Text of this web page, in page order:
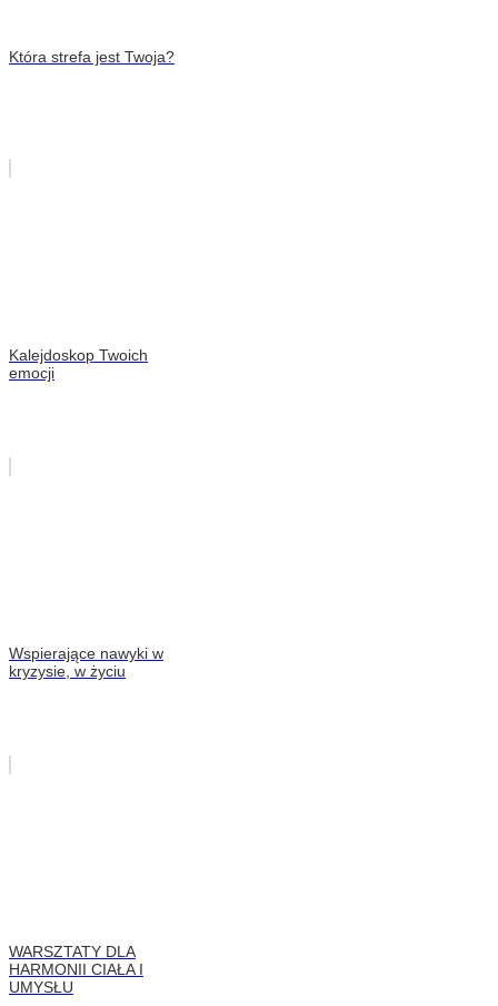
Która strefa jest Twoja?
Kalejdoskop Twoich
emocji
Wspierające nawyki w
kryzysie, w życiu
WARSZTATY DLA
HARMONII CIAŁA I
UMYSŁU